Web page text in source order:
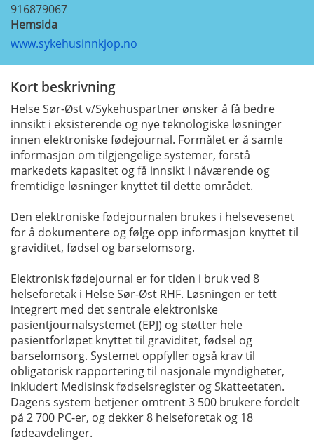
916879067
Hemsida
www.sykehusinnkjop.no
Kort beskrivning
Helse Sør-Øst v/Sykehuspartner ønsker å få bedre
innsikt i eksisterende og nye teknologiske løsninger
innen elektroniske fødejournal. Formålet er å samle
informasjon om tilgjengelige systemer, forstå
markedets kapasitet og få innsikt i nåværende og
fremtidige løsninger knyttet til dette området.
Den elektroniske fødejournalen brukes i helsevesenet
for å dokumentere og følge opp informasjon knyttet til
graviditet, fødsel og barselomsorg.
Elektronisk fødejournal er for tiden i bruk ved 8
helseforetak i Helse Sør-Øst RHF. Løsningen er tett
integrert med det sentrale elektroniske
pasientjournalsystemet (EPJ) og støtter hele
pasientforløpet knyttet til graviditet, fødsel og
barselomsorg. Systemet oppfyller også krav til
obligatorisk rapportering til nasjonale myndigheter,
inkludert Medisinsk fødselsregister og Skatteetaten.
Dagens system betjener omtrent 3 500 brukere fordelt
på 2 700 PC-er, og dekker 8 helseforetak og 18
fødeavdelinger.